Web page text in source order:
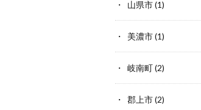
山県市(1)
美濃市(1)
岐南町(2)
郡上市(2)